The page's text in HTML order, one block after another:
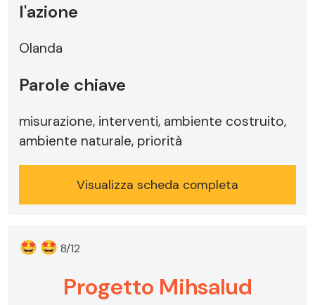
l'azione
Olanda
Parole chiave
misurazione, interventi, ambiente costruito,
ambiente naturale, priorità
Visualizza scheda completa
🤩 🤩 8/12
Progetto Mihsalud